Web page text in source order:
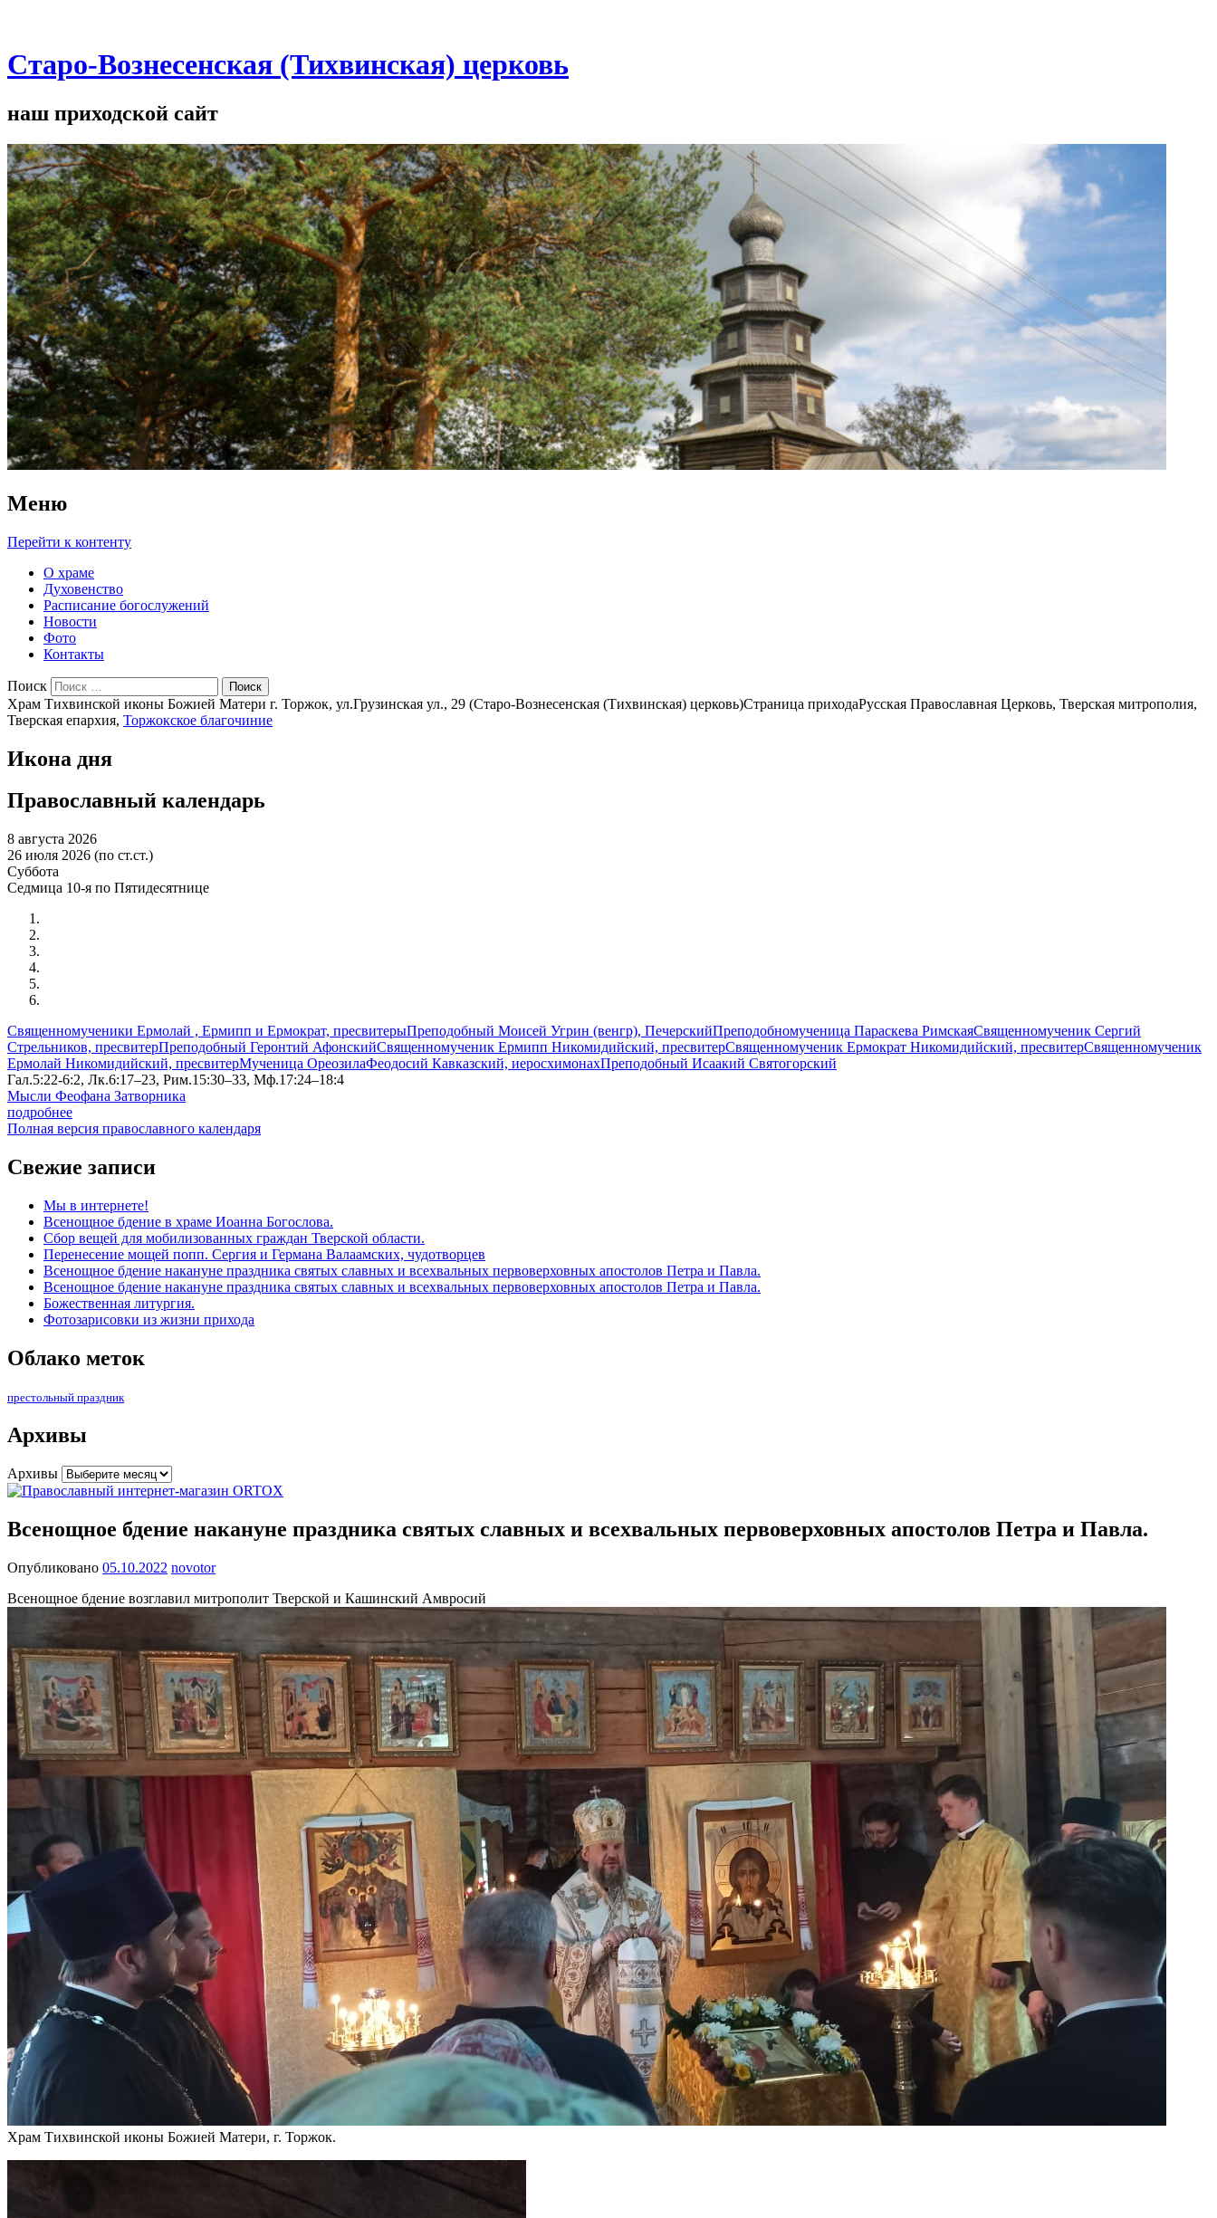
Старо-Вознесенская (Тихвинская) церковь
наш приходской сайт
Меню
Перейти к контенту
О храме
Духовенство
Расписание богослужений
Новости
Фото
Контакты
Поиск
Храм Тихвинской иконы Божией Матери г. Торжок, ул.Грузинская ул., 29 (Старо-Вознесенская (Тихвинская) церковь)Страница приходаРусская Православная Церковь, Тверская митрополия,
Тверская епархия, Торжокское благочиние
Икона дня
Православный календарь
8 августа 2026
26 июля 2026 (по ст.ст.)
Суббота
Седмица 10-я по Пятидесятнице
Священномученики Ермолай , Ермипп и Ермократ, пресвитерыПреподобный Моисей Угрин (венгр), ПечерскийПреподобномученица Параскева РимскаяСвященномученик Сергий
Стрельников, пресвитерПреподобный Геронтий АфонскийСвященномученик Ермипп Никомидийский, пресвитерСвященномученик Ермократ Никомидийский, пресвитерСвященномученик
Ермолай Никомидийский, пресвитерМученица ОреозилаФеодосий Кавказский, иеросхимонахПреподобный Исаакий Святогорский
Гал.5:22-6:2, Лк.6:17–23, Рим.15:30–33, Мф.17:24–18:4
Мысли Феофана Затворника
подробнее
Полная версия православного календаря
Свежие записи
Мы в интернете!
Всенощное бдение в храме Иоанна Богослова.
Сбор вещей для мобилизованных граждан Тверской области.
Перенесение мощей попп. Сергия и Германа Валаамских, чудотворцев
Всенощное бдение накануне праздника святых славных и всехвальных первоверховных апостолов Петра и Павла.
Всенощное бдение накануне праздника святых славных и всехвальных первоверховных апостолов Петра и Павла.
Божественная литургия.
Фотозарисовки из жизни прихода
Облако меток
престольный праздник
Архивы
Архивы
Всенощное бдение накануне праздника святых славных и всехвальных первоверховных апостолов Петра и Павла.
Опубликовано 05.10.2022 novotor
Всенощное бдение возглавил митрополит Тверской и Кашинский Амвросий
Храм Тихвинской иконы Божией Матери, г. Торжок.